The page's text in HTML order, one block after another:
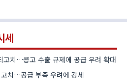
세
고치…콩고 수출 규제에 공급 우려 확대
치…공급 부족 우려에 강세